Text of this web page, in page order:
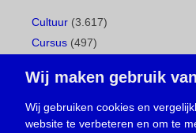
Cultuur (3.617)
Cursus (497)
Gemeentepagina(104)
Ingezonden brief(538)
Media(156)
Wij maken gebruik
Wij gebruiken cookies en
website te verbeteren en om te